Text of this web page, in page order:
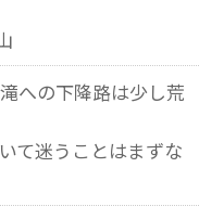
への下降路は少し荒
て迷うことはまずな